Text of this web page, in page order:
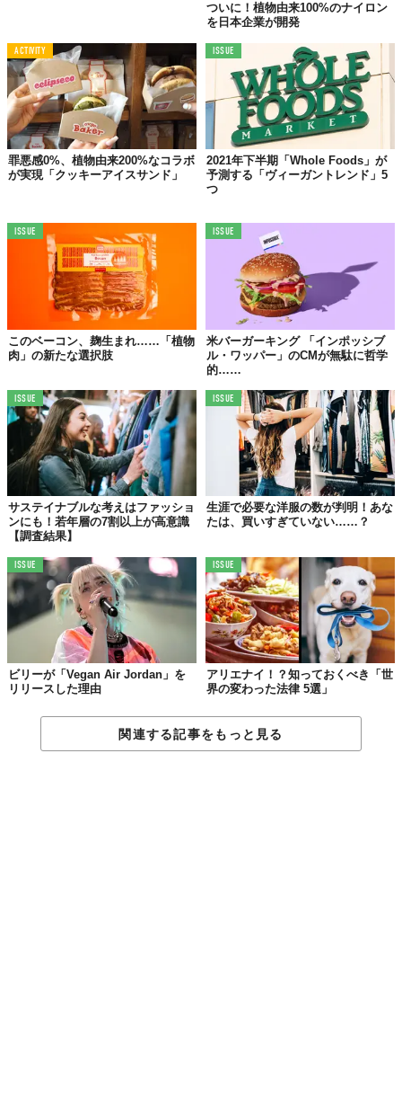
ついに！植物由来100%のナイロン
を日本企業が開発
ACTIVITY
罪悪感0%、植物由来200%なコラボ
が実現「クッキーアイスサンド」
ISSUE
2021年下半期「Whole Foods」が
予測する「ヴィーガントレンド」5
つ
ISSUE
このベーコン、麹生まれ……「植物
肉」の新たな選択肢
ISSUE
米バーガーキング 「インポッシブ
ル・ワッパー」のCMが無駄に哲学
的……
ISSUE
サステイナブルな考えはファッショ
ンにも！若年層の7割以上が高意識
【調査結果】
ISSUE
生涯で必要な洋服の数が判明！あな
たは、買いすぎていない……？
ISSUE
ビリーが「Vegan Air Jordan」を
リリースした理由
ISSUE
アリエナイ！？知っておくべき「世
界の変わった法律 5選」
関連する記事をもっと見る